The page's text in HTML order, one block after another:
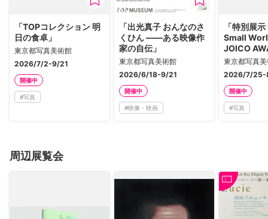
「TOPコレクション 明
日の食卓」
東京都写真美術館
2026/7/2-9/21
開催中
#写真
「出光真子 おんなのさ
くひん ――ある映像作
家の自伝」
東京都写真美術館
2026/6/18-9/21
開催中
#映像・映画
「特別展
Small
JOICO
クロの世
ち）の未来
す-』」
東京都写真
2026/7/25-
開催中
#写真
周辺展覧会